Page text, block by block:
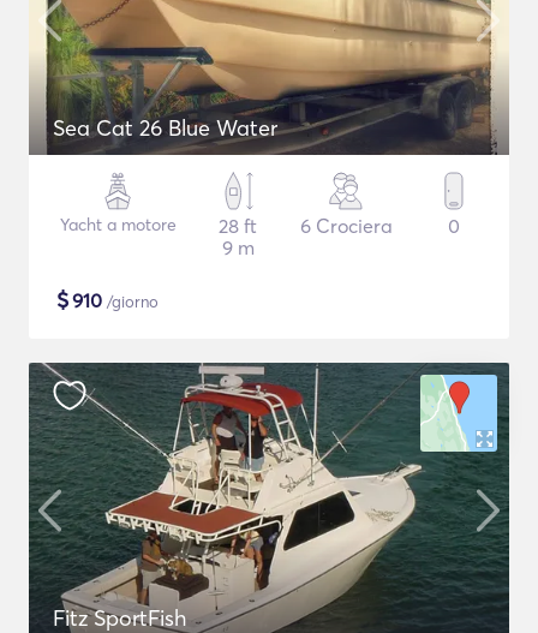
Sea Cat 26 Blue Water
Yacht a motore
28 ft
9 m
6 Crociera 0
$910 /giorno
Fitz SportFish